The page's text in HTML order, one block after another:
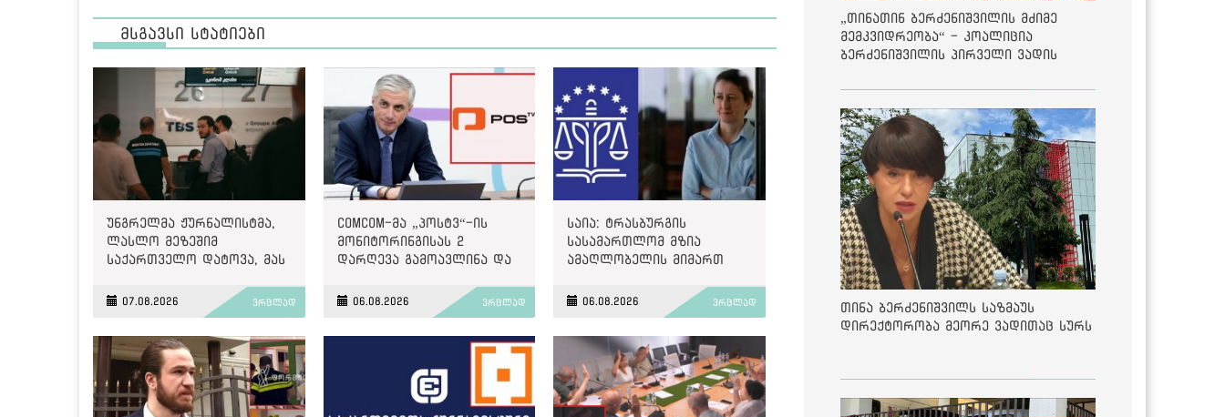
მსგავსი სტატიები
უნგრელმა ჟურნალისტმა,
ლასლო მეზეშიმ
საქართველო დატოვა, მას
07.08.2026 ვრცლად
ComCom-მა „პოსტვ“-ის
მონიტორინგისას 2
დარღევა გამოავლინა და
06.08.2026 ვრცლად
საია: ტრასბურგის
სასამართლომ მზია
ამაღლობელის მიმართ
მოტივირებულ ბრალდების
საქმეზე მეოთხე საჩივარი
06.08.2026 ვრცლად
„თინათინ ბერძენიშვილის მძიმე
მემკვიდრეობა“ - კოალიცია
ბერძენიშვილის პირველი ვადის
თინა ბერძენიშვილს საზმაუს
დირექტორობა მეორე ვადითაც სურს